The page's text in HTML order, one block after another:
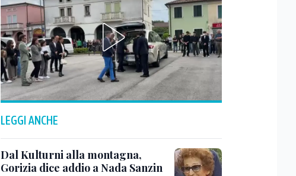
LEGGI ANCHE
Dal Kulturni alla montagna,
Gorizia dice addio a Nada Sanzin